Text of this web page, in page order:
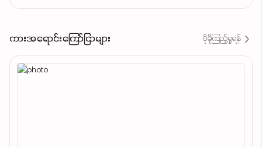
ကားအရောင်းကြော်ငြာများ ပိုမိုကြည့်ရှုရန်